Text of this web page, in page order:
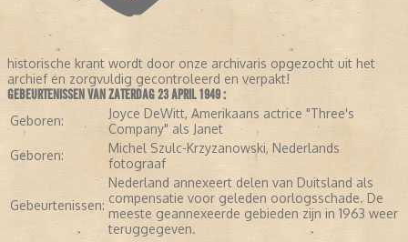
historische krant wordt door onze archivaris opgezocht uit het
archief en zorgvuldig gecontroleerd en verpakt!
GEBEURTENISSEN VAN ZATERDAG 23 APRIL 1949 :
Geboren:
Joyce DeWitt, Amerikaans actrice "Three's
Company" als Janet
Geboren:
Michel Szulc-Krzyzanowski, Nederlands
fotograaf
Gebeurtenissen:
Nederland annexeert delen van Duitsland als
compensatie voor geleden oorlogsschade. De
meeste geannexeerde gebieden zijn in 1963 weer
teruggegeven.LEES VERDER